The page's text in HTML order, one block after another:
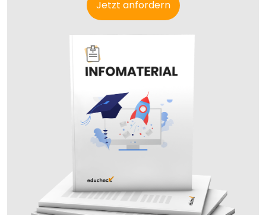
Jetzt anfordern